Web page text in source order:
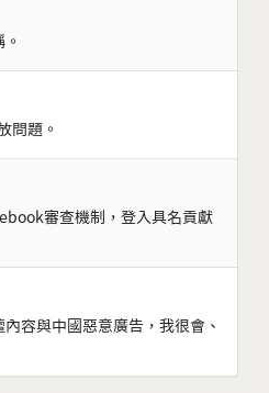
問題。
審查機制，登入具名貢獻
容與中國惡意廣告，我很會、